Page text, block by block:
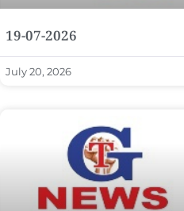
19-07-2026
July 20, 2026